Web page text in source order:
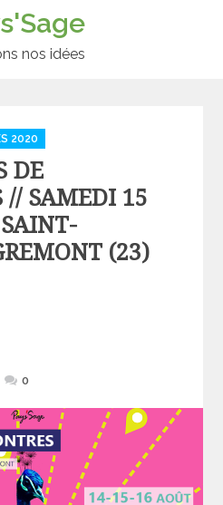
nos idées
2020
DE
// SAMEDI 15
(23)
Posted
0